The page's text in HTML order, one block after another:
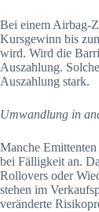
Bei einem Airbag-
Kursgewinn bis
wird. Wird die
Auszahlung.
Auszahlung stark.
Umwandlung in
Manche
bei Fälligkeit an.
Rollovers oder
stehen im
veränderte